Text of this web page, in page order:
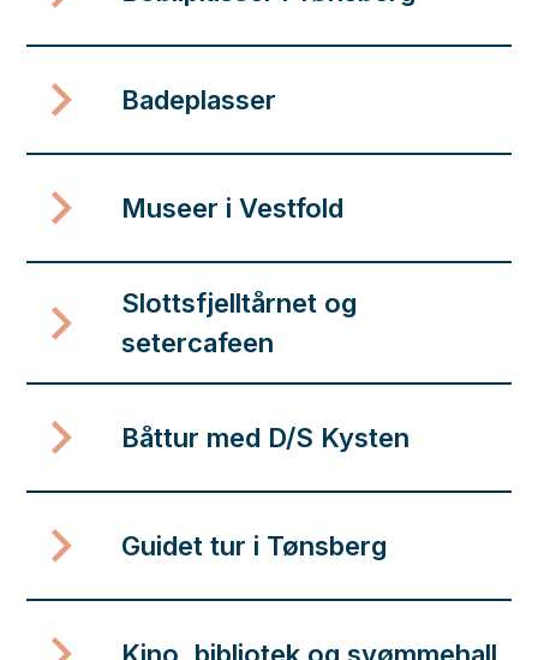
Badeplasser
Museer i Vestfold
Slottsfjelltårnet og
setercafeen
Båttur med D/S Kysten
Guidet tur i Tønsberg
Kino, bibliotek og svømmehall